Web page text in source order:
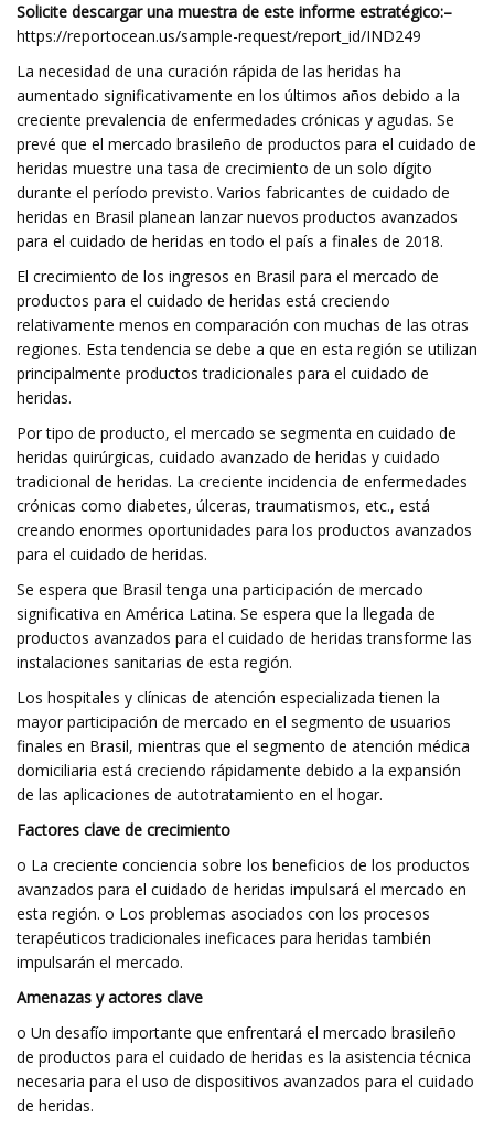
Solicite descargar una muestra de este informe estratégico:–
https://reportocean.us/sample-request/report_id/IND249
La necesidad de una curación rápida de las heridas ha
aumentado significativamente en los últimos años debido a la
creciente prevalencia de enfermedades crónicas y agudas. Se
prevé que el mercado brasileño de productos para el cuidado de
heridas muestre una tasa de crecimiento de un solo dígito
durante el período previsto. Varios fabricantes de cuidado de
heridas en Brasil planean lanzar nuevos productos avanzados
para el cuidado de heridas en todo el país a finales de 2018.
El crecimiento de los ingresos en Brasil para el mercado de
productos para el cuidado de heridas está creciendo
relativamente menos en comparación con muchas de las otras
regiones. Esta tendencia se debe a que en esta región se utilizan
principalmente productos tradicionales para el cuidado de
heridas.
Por tipo de producto, el mercado se segmenta en cuidado de
heridas quirúrgicas, cuidado avanzado de heridas y cuidado
tradicional de heridas. La creciente incidencia de enfermedades
crónicas como diabetes, úlceras, traumatismos, etc., está
creando enormes oportunidades para los productos avanzados
para el cuidado de heridas.
Se espera que Brasil tenga una participación de mercado
significativa en América Latina. Se espera que la llegada de
productos avanzados para el cuidado de heridas transforme las
instalaciones sanitarias de esta región.
Los hospitales y clínicas de atención especializada tienen la
mayor participación de mercado en el segmento de usuarios
finales en Brasil, mientras que el segmento de atención médica
domiciliaria está creciendo rápidamente debido a la expansión
de las aplicaciones de autotratamiento en el hogar.
Factores clave de crecimiento
o La creciente conciencia sobre los beneficios de los productos
avanzados para el cuidado de heridas impulsará el mercado en
esta región. o Los problemas asociados con los procesos
terapéuticos tradicionales ineficaces para heridas también
impulsarán el mercado.
Amenazas y actores clave
o Un desafío importante que enfrentará el mercado brasileño
de productos para el cuidado de heridas es la asistencia técnica
necesaria para el uso de dispositivos avanzados para el cuidado
de heridas.